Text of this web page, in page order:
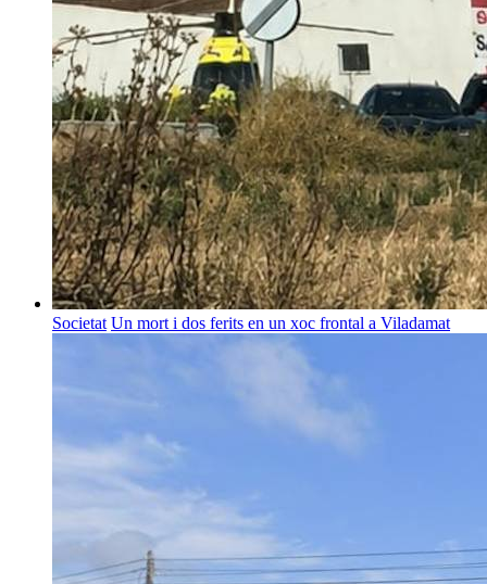
Societat Un mort i dos ferits en un xoc frontal a Viladamat